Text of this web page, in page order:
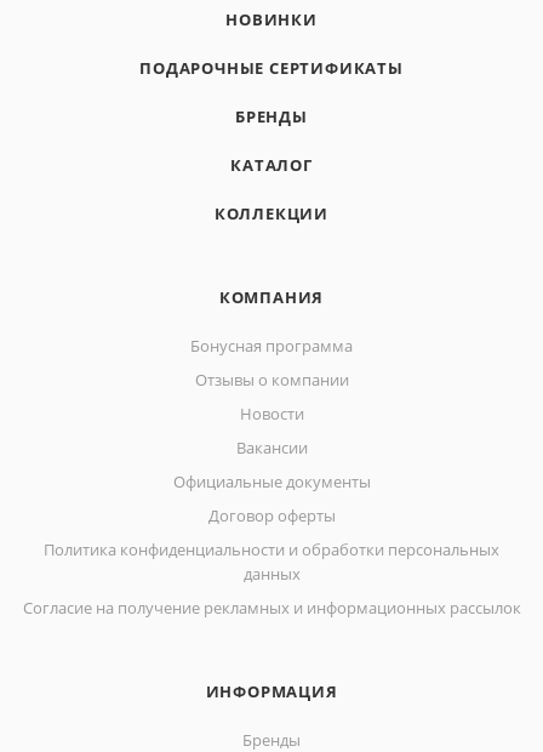
НОВИНКИ
ПОДАРОЧНЫЕ СЕРТИФИКАТЫ
БРЕНДЫ
КАТАЛОГ
КОЛЛЕКЦИИ
КОМПАНИЯ
Бонусная программа
Отзывы о компании
Новости
Вакансии
Официальные документы
Договор оферты
Политика конфиденциальности и обработки персональных
данных
Согласие на получение рекламных и информационных рассылок
ИНФОРМАЦИЯ
Бренды